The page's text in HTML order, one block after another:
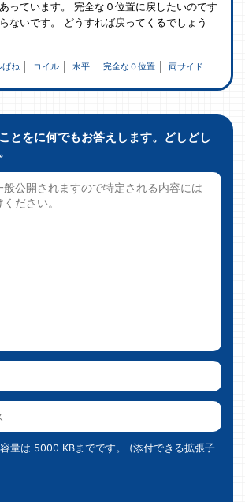
っています。 完全な０位置に戻したいのです
ないです。 どうすれば戻ってくるでしょう
ばね コイル 水平 完全な０位置 両サイド
とをに何でもお答えします。どしどし
量は 5000 KBまでです。 (添付できる拡張子